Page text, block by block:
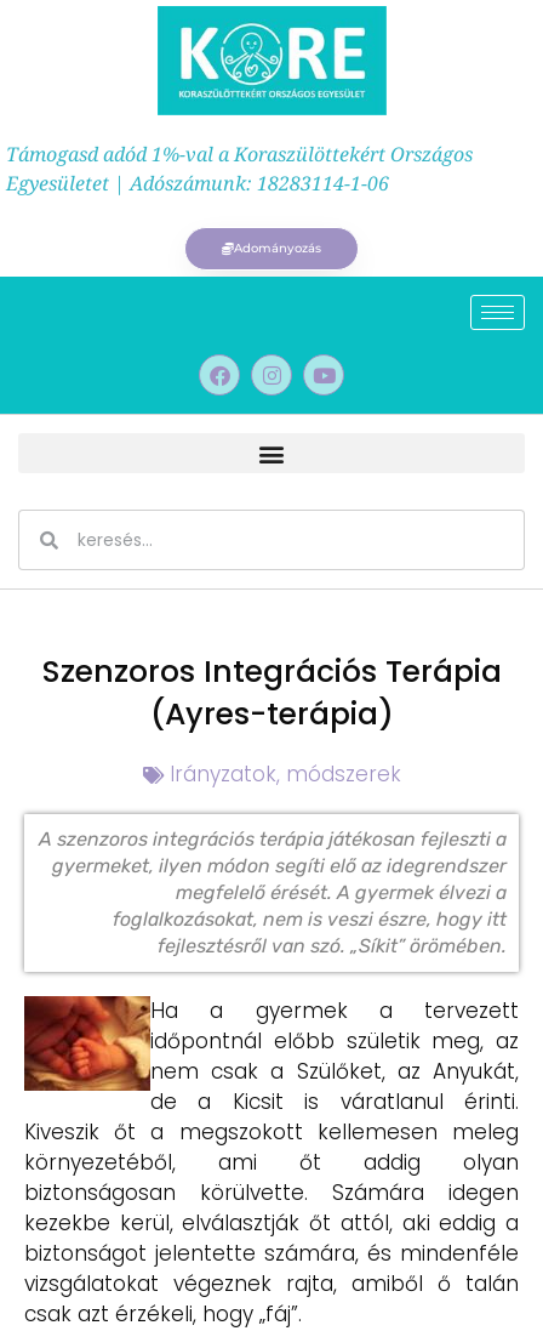
Támogasd adód 1%-val a Koraszülöttekért Országos
Egyesületet | Adószámunk: 18283114-1-06
Adományozás
Szenzoros Integrációs Terápia
(Ayres-terápia)
Irányzatok, módszerek
A szenzoros integrációs terápia játékosan fejleszti a
gyermeket, ilyen módon segíti elő az idegrendszer
megfelelő érését. A gyermek élvezi a
foglalkozásokat, nem is veszi észre, hogy itt
fejlesztésről van szó. „Síkit” örömében.
Ha a gyermek a tervezett
időpontnál előbb születik meg, az
nem csak a Szülőket, az Anyukát,
de a Kicsit is váratlanul érinti.
Kiveszik őt a megszokott kellemesen meleg
környezetéből, ami őt addig olyan
biztonságosan körülvette. Számára idegen
kezekbe kerül, elválasztják őt attól, aki eddig a
biztonságot jelentette számára, és mindenféle
vizsgálatokat végeznek rajta, amiből ő talán
csak azt érzékeli, hogy „fáj”.